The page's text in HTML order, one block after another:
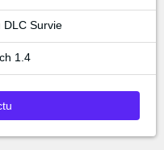
DLC Survie
1.4